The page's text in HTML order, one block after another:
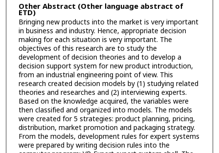
Other Abstract (Other language abstract of
ETD)
Bringing new products into the market is very important
in business and industry. Hence, appropriate decision
making for each situation is very important. The
objectives of this research are to study the
development of decision theories and to develop a
decision support system for new product introduction,
from an industrial engineering point of view. This
research created decision models by (1) studying related
theories and researches and (2) interviewing experts.
Based on the knowledge acquired, the variables were
then classified and organized into models. The models
were created for 5 strategies: product planning, pricing,
distribution, market promotion and packaging strategy.
From the models, development rules for expert systems
were prepared by writing decision rules into the